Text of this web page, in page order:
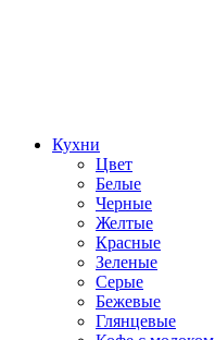
Кухни
Цвет
Белые
Черные
Желтые
Красные
Зеленые
Серые
Бежевые
Глянцевые